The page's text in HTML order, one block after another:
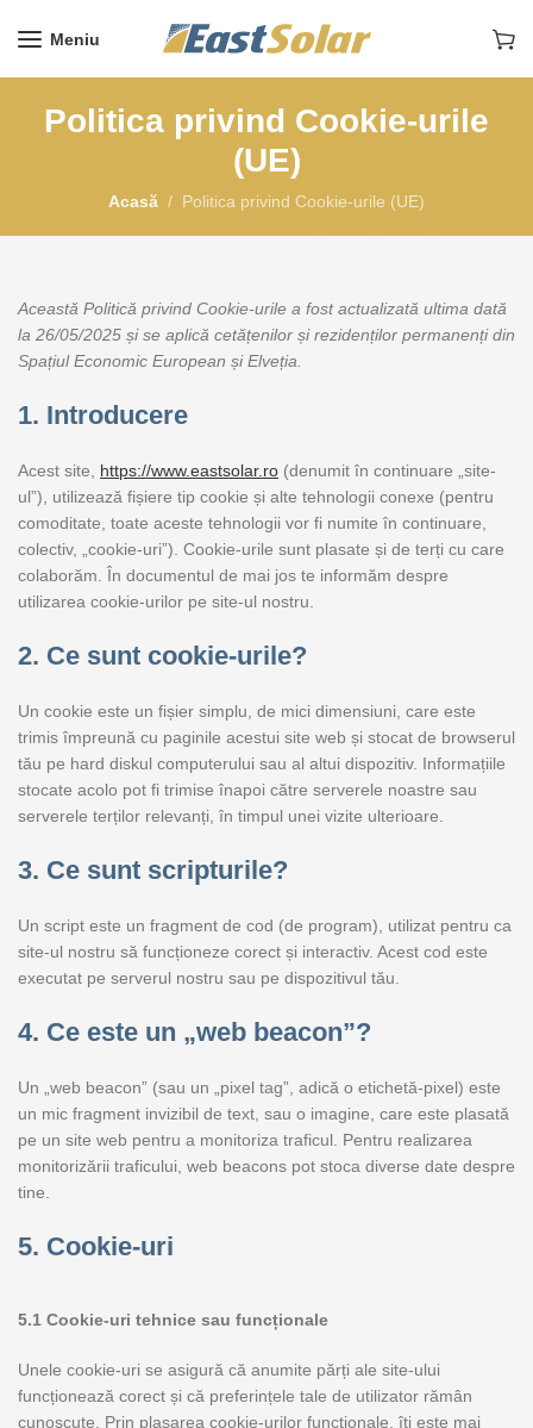
Meniu
Politica privind Cookie-urile
(UE)
Acasă Politica privind Cookie-urile (UE)
Această Politică privind Cookie-urile a fost actualizată ultima dată
la 26/05/2025 și se aplică cetățenilor și rezidenților permanenți din
Spațiul Economic European și Elveția.
1. Introducere
Acest site, https://www.eastsolar.ro (denumit în continuare „site-
ul”), utilizează fișiere tip cookie și alte tehnologii conexe (pentru
comoditate, toate aceste tehnologii vor fi numite în continuare,
colectiv, „cookie-uri”). Cookie-urile sunt plasate și de terți cu care
colaborăm. În documentul de mai jos te informăm despre
utilizarea cookie-urilor pe site-ul nostru.
2. Ce sunt cookie-urile?
Un cookie este un fișier simplu, de mici dimensiuni, care este
trimis împreună cu paginile acestui site web și stocat de browserul
tău pe hard diskul computerului sau al altui dispozitiv. Informațiile
stocate acolo pot fi trimise înapoi către serverele noastre sau
serverele terților relevanți, în timpul unei vizite ulterioare.
3. Ce sunt scripturile?
Un script este un fragment de cod (de program), utilizat pentru ca
site-ul nostru să funcționeze corect și interactiv. Acest cod este
executat pe serverul nostru sau pe dispozitivul tău.
4. Ce este un „web beacon”?
Un „web beacon” (sau un „pixel tag”, adică o etichetă-pixel) este
un mic fragment invizibil de text, sau o imagine, care este plasată
pe un site web pentru a monitoriza traficul. Pentru realizarea
monitorizării traficului, web beacons pot stoca diverse date despre
tine.
5. Cookie-uri
5.1 Cookie-uri tehnice sau funcționale
Unele cookie-uri se asigură că anumite părți ale site-ului
funcționează corect și că preferințele tale de utilizator rămân
cunoscute. Prin plasarea cookie-urilor funcționale, îți este mai